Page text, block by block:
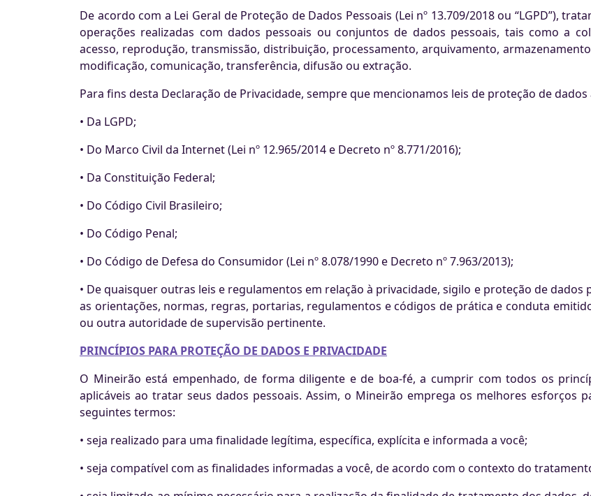
De acordo com a Lei Geral de Proteção de Dados Pessoais (Lei nº 13.709/2018 ou “LGPD”),
operações realizadas com dados pessoais ou conjuntos de dados pessoais, tais como a
acesso, reprodução, transmissão, distribuição, processamento, arquivamento,
modificação, comunicação, transferência, difusão ou extração.
Para fins desta Declaração de Privacidade, sempre que mencionamos leis de proteção de
• Da LGPD;
• Do Marco Civil da Internet (Lei nº 12.965/2014 e Decreto nº 8.771/2016);
• Da Constituição Federal;
• Do Código Civil Brasileiro;
• Do Código Penal;
• Do Código de Defesa do Consumidor (Lei nº 8.078/1990 e Decreto nº 7.963/2013);
• De quaisquer outras leis e regulamentos em relação à privacidade, sigilo e proteção de dados
as orientações, normas, regras, portarias, regulamentos e códigos de prática e conduta
ou outra autoridade de supervisão pertinente.
PRINCÍPIOS PARA PROTEÇÃO DE DADOS E PRIVACIDADE
O Mineirão está empenhado, de forma diligente e de boa-fé, a cumprir com todos os
aplicáveis ao tratar seus dados pessoais. Assim, o Mineirão emprega os melhores esforços
seguintes termos:
• seja realizado para uma finalidade legítima, específica, explícita e informada a você;
• seja compatível com as finalidades informadas a você, de acordo com o contexto do